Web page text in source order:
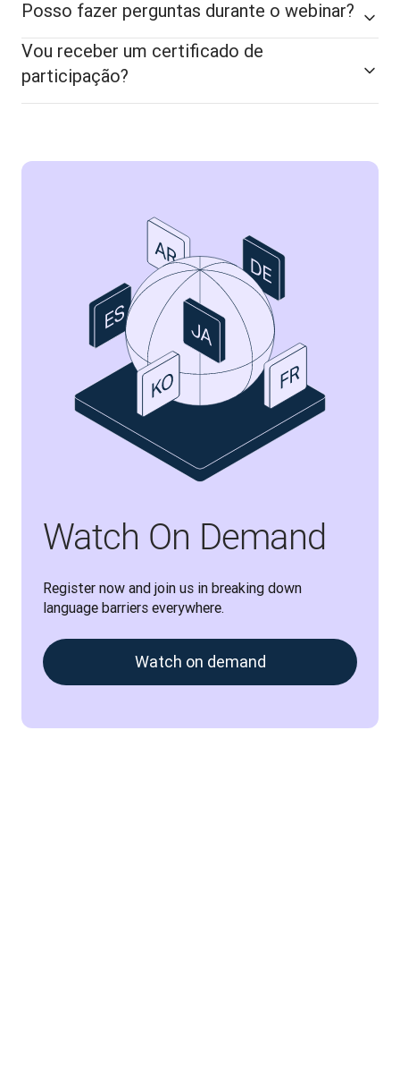
Posso fazer perguntas durante o webinar?
Vou receber um certificado de
participação?
Watch On Demand
Register now and join us in breaking down
language barriers everywhere.
Watch on demand